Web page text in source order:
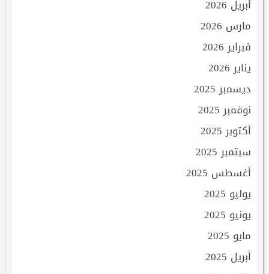
أبريل 2026
مارس 2026
فبراير 2026
يناير 2026
ديسمبر 2025
نوفمبر 2025
أكتوبر 2025
سبتمبر 2025
أغسطس 2025
يوليو 2025
يونيو 2025
مايو 2025
أبريل 2025